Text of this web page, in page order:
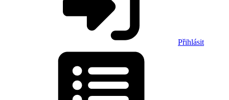
Přihlásit